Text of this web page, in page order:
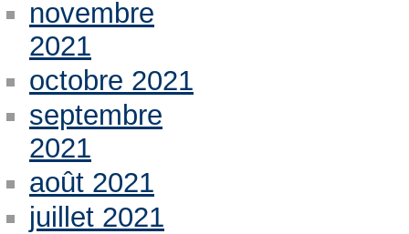
novembre
2021
octobre 2021
septembre
2021
août 2021
juillet 2021